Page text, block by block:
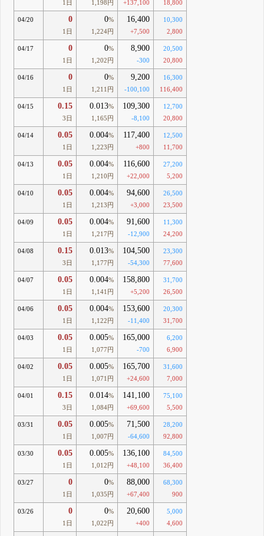
1日
1,198円
+137,100
18,800
04/20 0
1日
0%
1,224円
16,400
+7,500
10,300
2,800
04/17 0
1日
0%
1,202円
8,900
-300
20,500
20,800
04/16 0
1日
0%
1,211円
9,200
-100,100
16,300
116,400
04/15 0.15
3日
0.013%
1,165円
109,300
-8,100
12,700
20,800
04/14 0.05
1日
0.004%
1,223円
117,400
+800
12,500
11,700
04/13 0.05
1日
0.004%
1,210円
116,600
+22,000
27,200
5,200
04/10 0.05
1日
0.004%
1,213円
94,600
+3,000
26,500
23,500
04/09 0.05
1日
0.004%
1,217円
91,600
-12,900
11,300
24,200
04/08 0.15
3日
0.013%
1,177円
104,500
-54,300
23,300
77,600
04/07 0.05
1日
0.004%
1,141円
158,800
+5,200
31,700
26,500
04/06 0.05
1日
0.004%
1,122円
153,600
-11,400
20,300
31,700
04/03 0.05
1日
0.005%
1,077円
165,000
-700
6,200
6,900
04/02 0.05
1日
0.005%
1,071円
165,700
+24,600
31,600
7,000
04/01 0.15
3日
0.014%
1,084円
141,100
+69,600
75,100
5,500
03/31 0.05
1日
0.005%
1,007円
71,500
-64,600
28,200
92,800
03/30 0.05
1日
0.005%
1,012円
136,100
+48,100
84,500
36,400
03/27 0
1日
0%
1,035円
88,000
+67,400
68,300
900
03/26 0
1日
0%
1,022円
20,600
+400
5,000
4,600